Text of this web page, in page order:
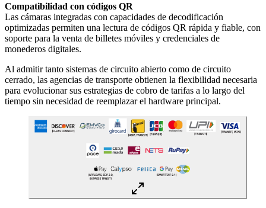
Compatibilidad con códigos QR
Las cámaras integradas con capacidades de decodificación
optimizadas permiten una lectura de códigos QR rápida y fiable, con
soporte para la venta de billetes móviles y credenciales de
monederos digitales.
Al admitir tanto sistemas de circuito abierto como de circuito
cerrado, las agencias de transporte obtienen la flexibilidad necesaria
para evolucionar sus estrategias de cobro de tarifas a lo largo del
tiempo sin necesidad de reemplazar el hardware principal.